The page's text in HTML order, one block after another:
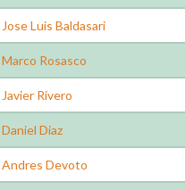
Jose Luis Baldasari
Marco Rosasco
Javier Rivero
Daniel Diaz
Andres Devoto